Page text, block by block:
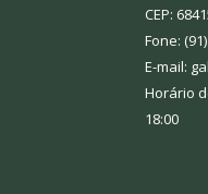
CEP:
Fone:
E-mail:
Horário
18:00